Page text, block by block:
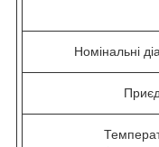
Номінальні